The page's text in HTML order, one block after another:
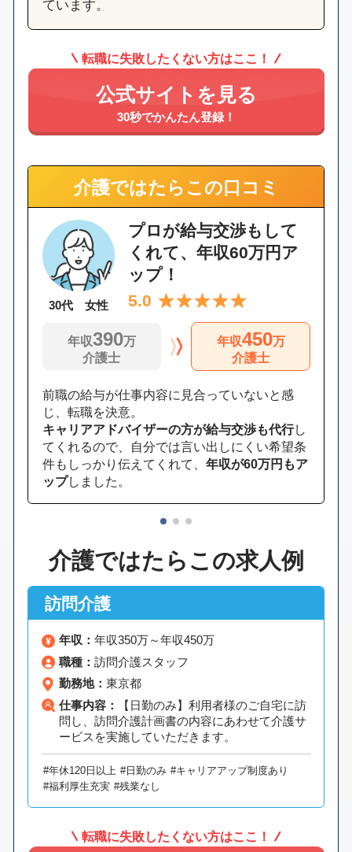
ています。
転職に失敗したくない方はここ！
公式サイトを見る
30秒でかんたん登録！
介護ではたらこの口コミ
30代 女性
プロが給与交渉もして
くれて、年収60万円ア
ップ！
5.0
年収390万
介護士
年収450万
介護士
前職の給与が仕事内容に見合っていないと感
じ、転職を決意。
キャリアアドバイザーの方が給与交渉も代行し
てくれるので、自分では言い出しにくい希望条
件もしっかり伝えてくれて、 年収が60万円もア
ップしました。
介護ではたらこの求人例
訪問介護
年収： 年収350万～年収450万
職種： 訪問介護スタッフ
勤務地： 東京都
仕事内容：
【日勤のみ】利用者様のご自宅に訪
問し、訪問介護計画書の内容にあわせて介護サ
ービスを実施していただきます。
#年休120日以上 #日勤のみ #キャリアアップ制度あり
#福利厚生充実 #残業なし
転職に失敗したくない方はここ！